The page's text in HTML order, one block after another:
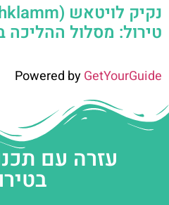
טירול: מסלול ההליכה
Powered byGetYourGuide
עזרה עם